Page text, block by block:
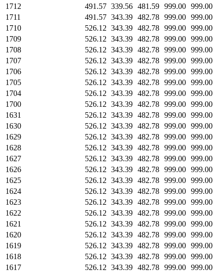
1712
491.57 339.56 481.59 999.00 999.00
1711
491.57 343.39 482.78 999.00 999.00
1710
526.12 343.39 482.78 999.00 999.00
1709
526.12 343.39 482.78 999.00 999.00
1708
526.12 343.39 482.78 999.00 999.00
1707
526.12 343.39 482.78 999.00 999.00
1706
526.12 343.39 482.78 999.00 999.00
1705
526.12 343.39 482.78 999.00 999.00
1704
526.12 343.39 482.78 999.00 999.00
1700
526.12 343.39 482.78 999.00 999.00
1631
526.12 343.39 482.78 999.00 999.00
1630
526.12 343.39 482.78 999.00 999.00
1629
526.12 343.39 482.78 999.00 999.00
1628
526.12 343.39 482.78 999.00 999.00
1627
526.12 343.39 482.78 999.00 999.00
1626
526.12 343.39 482.78 999.00 999.00
1625
526.12 343.39 482.78 999.00 999.00
1624
526.12 343.39 482.78 999.00 999.00
1623
526.12 343.39 482.78 999.00 999.00
1622
526.12 343.39 482.78 999.00 999.00
1621
526.12 343.39 482.78 999.00 999.00
1620
526.12 343.39 482.78 999.00 999.00
1619
526.12 343.39 482.78 999.00 999.00
1618
526.12 343.39 482.78 999.00 999.00
1617
526.12 343.39 482.78 999.00 999.00